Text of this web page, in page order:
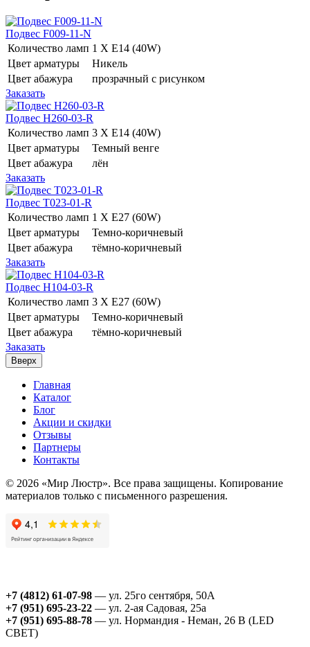
Подвес F009-11-N
Количество ламп 1 Х E14 (40W)
Цвет арматуры
Никель
Цвет абажура
прозрачный с рисунком
Заказать
Подвес H260-03-R
Количество ламп 3 Х E14 (40W)
Цвет арматуры
Темный венге
Цвет абажура
лён
Заказать
Подвес T023-01-R
Количество ламп 1 Х E27 (60W)
Цвет арматуры
Темно-коричневый
Цвет абажура
тёмно-коричневый
Заказать
Подвес H104-03-R
Количество ламп 3 Х E27 (60W)
Цвет арматуры
Темно-коричневый
Цвет абажура
тёмно-коричневый
Заказать
Вверх
Главная
Каталог
Блог
Акции и скидки
Отзывы
Партнеры
Контакты
© 2026 «Мир Люстр». Все права защищены. Копирование
материалов только с письменного разрешения.
+7 (4812) 61-07-98 — ул. 25го сентября, 50А
+7 (951) 695-23-22 — ул. 2-ая Садовая, 25а
+7 (951) 695-88-78 — ул. Нормандия - Неман, 26 В (LED
СВЕТ)